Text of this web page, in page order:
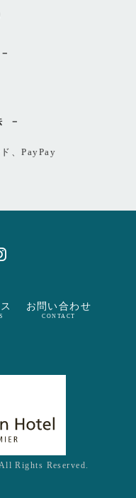
、PayPay
お問い合わせ
CONTACT
Rights Reserved.